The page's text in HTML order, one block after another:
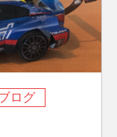
ログ